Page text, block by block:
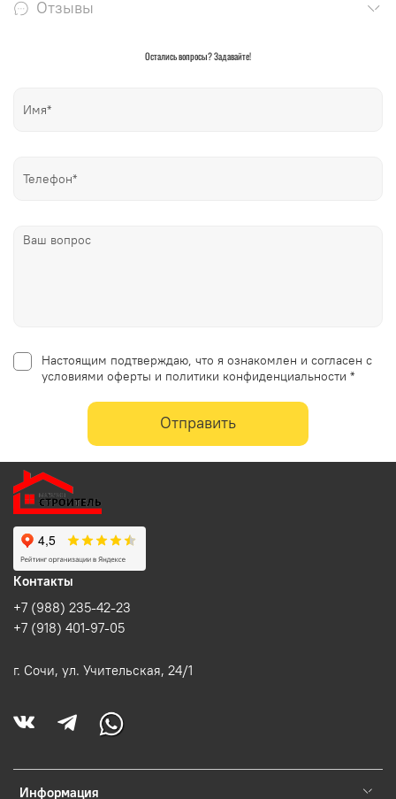
Отзывы
Остались вопросы? Задавайте!
Настоящим подтверждаю, что я ознакомлен и согласен с
условиями оферты и политики конфиденциальности *
Отправить
Информация
Контакты
+7 (988) 235-42-23
+7 (918) 401-97-05
г. Сочи, ул. Учительская, 24/1